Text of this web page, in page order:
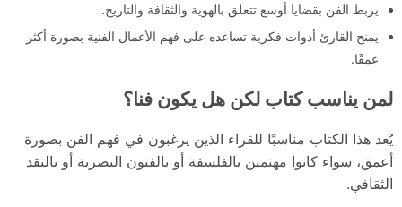
يربط الفن بقضايا أوسع تتعلق بالهوية والثقافة والتاريخ.
يمنح القارئ أدوات فكرية تساعده على فهم الأعمال الفنية بصورة أكثر
عمقًا.
لمن يناسب كتاب لكن هل يكون فنا؟
يُعد هذا الكتاب مناسبًا للقراء الذين يرغبون في فهم الفن بصورة
أعمق، سواء كانوا مهتمين بالفلسفة أو بالفنون البصرية أو بالنقد
الثقافي.